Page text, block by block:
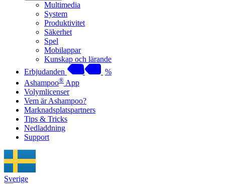
Multimedia
System
Produktivitet
Säkerhet
Spel
Mobilappar
Kunskap och lärande
Erbjudanden
%
Ashampoo® App
Volymlicenser
Vem är Ashampoo?
Marknadsplatspartners
Tips & Tricks
Nedladdning
Support
Sverige